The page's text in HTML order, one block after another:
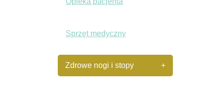
Sprzęt medyczny
Zdrowe nogi i stopy +